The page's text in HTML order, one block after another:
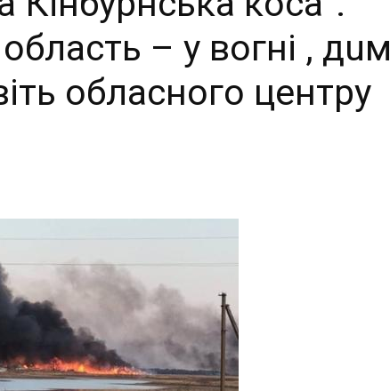
– у вогні , дuм
облaсного центру